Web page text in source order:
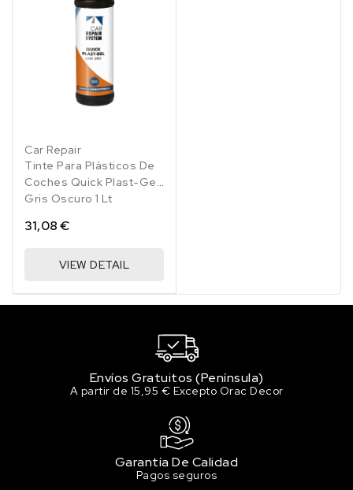
Car Repair
Tinte Para Plásticos De
Coches Quick Plast-Gel
Gris Oscuro 1 Lt
31,08 €
VIEW DETAIL
Envíos Gratuitos (Península)
A partir de 15,95 € Excepto Orac Decor
Garantía De Calidad
Pagos seguros